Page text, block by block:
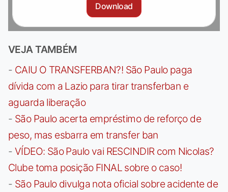
Download
VEJA TAMBÉM
- CAIU O TRANSFERBAN?! São Paulo paga
dívida com a Lazio para tirar transferban e
aguarda liberação
- São Paulo acerta empréstimo de reforço de
peso, mas esbarra em transfer ban
- VÍDEO: São Paulo vai RESCINDIR com Nicolas?
Clube toma posição FINAL sobre o caso!
- São Paulo divulga nota oficial sobre acidente de